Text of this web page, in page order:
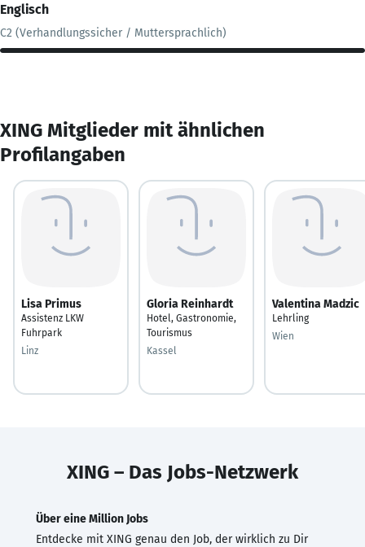
Englisch
C2 (Verhandlungssicher / Muttersprachlich)
XING Mitglieder mit ähnlichen
Profilangaben
Lisa Primus
Assistenz LKW
Fuhrpark
Linz
Gloria Reinhardt
Hotel, Gastronomie,
Tourismus
Kassel
Valentina Madzic
Lehrling
Wien
XING – Das Jobs-Netzwerk
Über eine Million Jobs
Entdecke mit XING genau den Job, der wirklich zu Dir